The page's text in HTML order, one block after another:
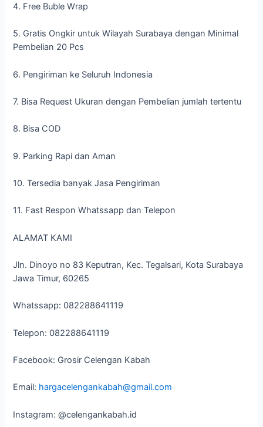
4. Free Buble Wrap
5. Gratis Ongkir untuk Wilayah Surabaya dengan Minimal
Pembelian 20 Pcs
6. Pengiriman ke Seluruh Indonesia
7. Bisa Request Ukuran dengan Pembelian jumlah tertentu
8. Bisa COD
9. Parking Rapi dan Aman
10. Tersedia banyak Jasa Pengiriman
11. Fast Respon Whatssapp dan Telepon
ALAMAT KAMI
Jln. Dinoyo no 83 Keputran, Kec. Tegalsari, Kota Surabaya
Jawa Timur, 60265
Whatssapp: 082288641119
Telepon: 082288641119
Facebook: Grosir Celengan Kabah
Email: hargacelengankabah@gmail.com
Instagram: @celengankabah.id